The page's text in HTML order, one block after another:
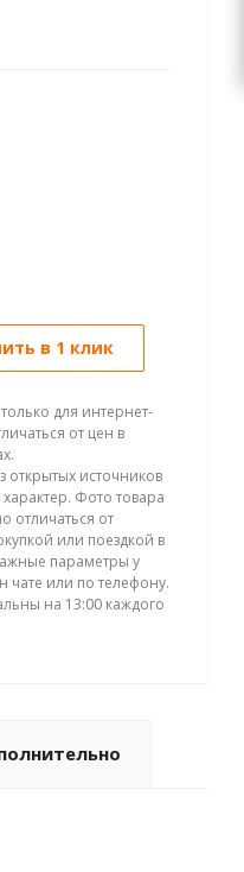
в 1 клик
для интернет-
от цен в
открытых источников
Фото товара
отличаться от
или поездкой в
параметры у
чате или по телефону.
на 13:00 каждого